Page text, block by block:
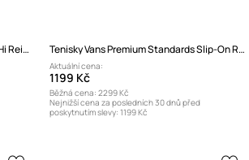
Kecky Vans Premium Standards Sk8-Hi Reissue 38 Tenisky Vans Premium Standards Slip-On Reissue 98
Aktuální cena:
1199 Kč
Běžná cena: 2299 Kč
Nejnižší cena za posledních 30 dnů před
poskytnutím slevy: 1199 Kč